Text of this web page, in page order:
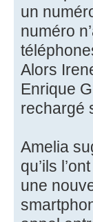
un
numéro
Alors
Enrique
rechargé
Amelia
qu’ils
une